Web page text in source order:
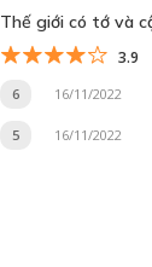
Thế giới có tớ và
3.9
6 16/11/2022
5 16/11/2022